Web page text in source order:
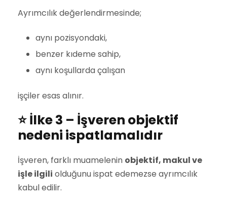
Ayrımcılık değerlendirmesinde;
aynı pozisyondaki,
benzer kıdeme sahip,
aynı koşullarda çalışan
işçiler esas alınır.
⭐ İlke 3 – İşveren objektif
nedeni ispatlamalıdır
İşveren, farklı muamelenin objektif, makul ve
işle ilgili olduğunu ispat edemezse ayrımcılık
kabul edilir.